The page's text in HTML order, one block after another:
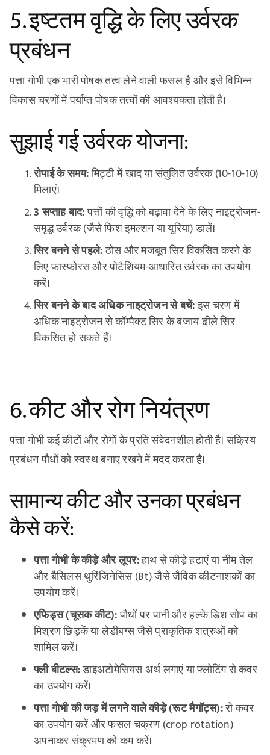
5. इष्टतम वृद्धि के लिए उर्वरक
प्रबंधन
पत्ता गोभी एक भारी पोषक तत्व लेने वाली फसल है और इसे विभिन्न
विकास चरणों में पर्याप्त पोषक तत्वों की आवश्यकता होती है।
सुझाई गई उर्वरक योजना:
रोपाई के समय:मिट्टी में खाद या संतुलित उर्वरक (10-10-10)
मिलाएं।
3 सप्ताह बाद:पत्तों की वृद्धि को बढ़ावा देने के लिए नाइट्रोजन-
समृद्ध उर्वरक (जैसे फिश इमल्शन या यूरिया) डालें।
सिर बनने से पहले:ठोस और मजबूत सिर विकसित करने के
लिए फास्फोरस और पोटैशियम-आधारित उर्वरक का उपयोग
करें।
सिर बनने के बाद अधिक नाइट्रोजन से बचें:इस चरण में
अधिक नाइट्रोजन से कॉम्पैक्ट सिर के बजाय ढीले सिर
विकसित हो सकते हैं।
6. कीट और रोग नियंत्रण
पत्ता गोभी कई कीटों और रोगों के प्रति संवेदनशील होती है। सक्रिय
प्रबंधन पौधों को स्वस्थ बनाए रखने में मदद करता है।
सामान्य कीट और उनका प्रबंधन
कैसे करें:
पत्ता गोभी के कीड़े और लूपर:हाथ से कीड़े हटाएं या नीम तेल
और बैसिलस थुरिंजिनेसिस (Bt) जैसे जैविक कीटनाशकों का
उपयोग करें।
एफिड्स (चूसक कीट):पौधों पर पानी और हल्के डिश सोप का
मिश्रण छिड़कें या लेडीबग्स जैसे प्राकृतिक शत्रुओं को
शामिल करें।
फ्ली बीटल्स:डाइअटोमेसियस अर्थ लगाएं या फ्लोटिंग रो कवर
का उपयोग करें।
पत्ता गोभी की जड़ में लगने वाले कीड़े (रूट मैगॉट्स):रो कवर
का उपयोग करें और फसल चक्रण (crop rotation)
अपनाकर संक्रमण को कम करें।